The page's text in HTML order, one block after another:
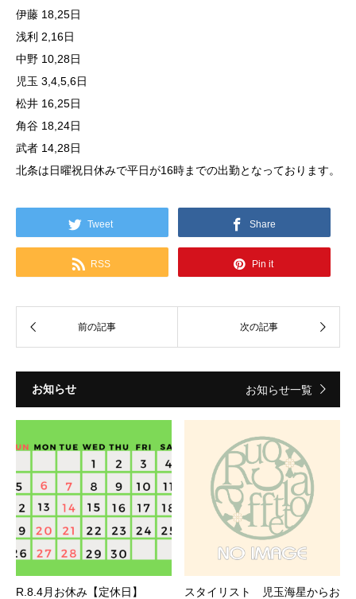
伊藤 18,25日
浅利 2,16日
中野 10,28日
児玉 3,4,5,6日
松井 16,25日
角谷 18,24日
武者 14,28日
北条は日曜祝日休みで平日が16時までの出勤となっております。
Tweet Share
RSS Pin it
お知らせ お知らせ一覧
R.8.4月お休み【定休日】
スタイリスト 児玉海星からお